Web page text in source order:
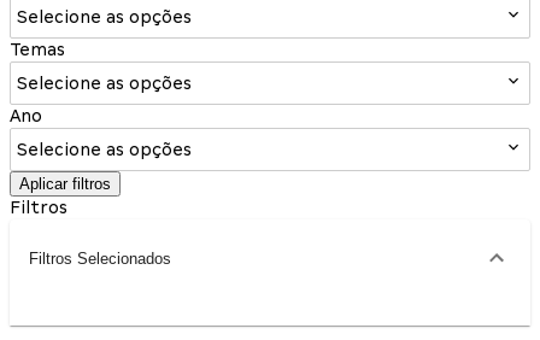
Selecione as opções
Temas
Selecione as opções
Ano
Selecione as opções
Aplicar filtros
Filtros
Filtros Selecionados